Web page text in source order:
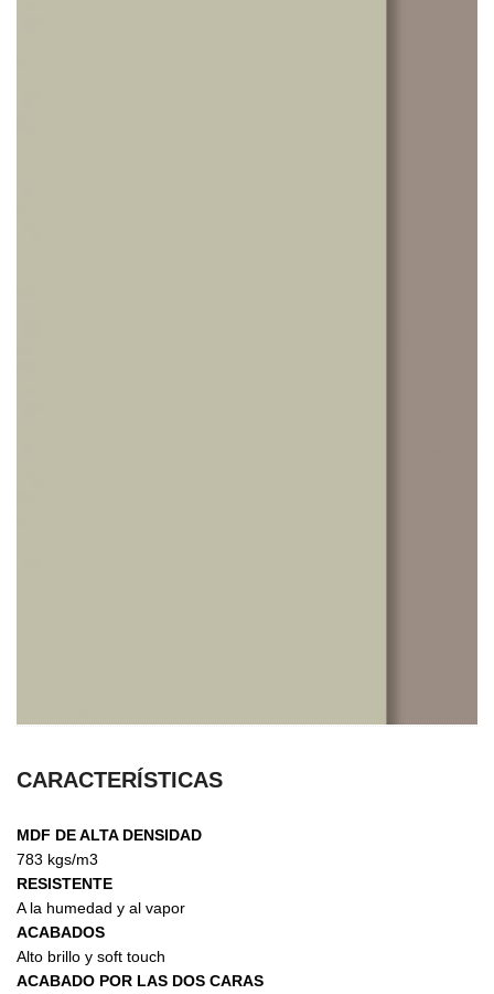
CARACTERÍSTICAS
MDF DE ALTA DENSIDAD
783 kgs/m3
RESISTENTE
A la humedad y al vapor
ACABADOS
Alto brillo y soft touch
ACABADO POR LAS DOS CARAS